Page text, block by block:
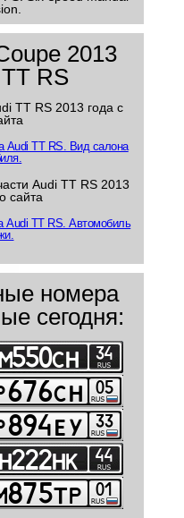
2013
RS
TT RS 2013 года с
Audi TT RS 2013
сайта
номера
сегодня: